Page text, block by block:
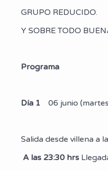
GRUPO REDUCIDO.
Y SOBRE TODO
Programa
Día 1 06 junio
Salida desde villena a
A las 23:30 hrs